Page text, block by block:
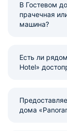
В Гостевом
прачечная
машина?
Есть ли
Hotel»
дома